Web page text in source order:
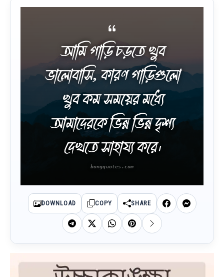
আমি গাড়ি চড়তে খুব
ভালোবাসি, কারণ গাড়িগুলো
খুব কম সময়ের মধ্যে
আমাদেরকে ভিন্ন ভিন্ন দৃশ্য
দেখতে সাহায্য করে।
DOWNLOAD COPY SHARE